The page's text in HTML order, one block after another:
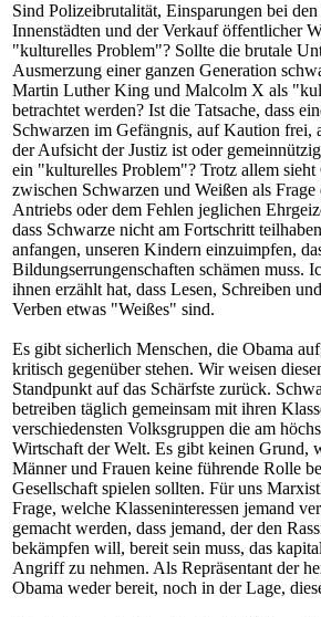
Sind Polizeibrutalität, Einsparungen bei
Innenstädten und der Verkauf öffentlicher
"kulturelles Problem"? Sollte die brutale
Ausmerzung einer ganzen Generation
Martin Luther King und Malcolm X als
betrachtet werden? Ist die Tatsache, dass
Schwarzen im Gefängnis, auf Kaution frei,
der Aufsicht der Justiz ist oder
ein "kulturelles Problem"? Trotz allem
zwischen Schwarzen und Weißen als Frage
Antriebs oder dem Fehlen jeglichen
dass Schwarze nicht am Fortschritt
anfangen, unseren Kindern einzuimpfen,
Bildungserrungenschaften schämen muss.
ihnen erzählt hat, dass Lesen, Schreiben
Verben etwas "Weißes" sind.
Es gibt sicherlich Menschen, die Obama
kritisch gegenüber stehen. Wir weisen
Standpunkt auf das Schärfste zurück.
betreiben täglich gemeinsam mit ihren
verschiedensten Volksgruppen die am
Wirtschaft der Welt. Es gibt keinen Grund,
Männer und Frauen keine führende Rolle
Gesellschaft spielen sollten. Für uns
Frage, welche Klasseninteressen jemand
gemacht werden, dass jemand, der den
bekämpfen will, bereit sein muss, das
Angriff zu nehmen. Als Repräsentant der
Obama weder bereit, noch in der Lage,